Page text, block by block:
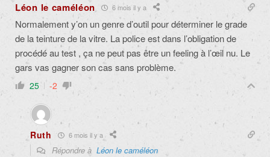
Léon le caméléon 6 mois il y a
Normalement y’on un genre d’outil pour déterminer le grade
de la teinture de la vitre. La police est dans l’obligation de
procédé au test , ça ne peut pas être un feeling à l’œil nu. Le
gars vas gagner son cas sans problème.
25 -2
Ruth 6 mois il y a
Répondre à Léon le caméléon